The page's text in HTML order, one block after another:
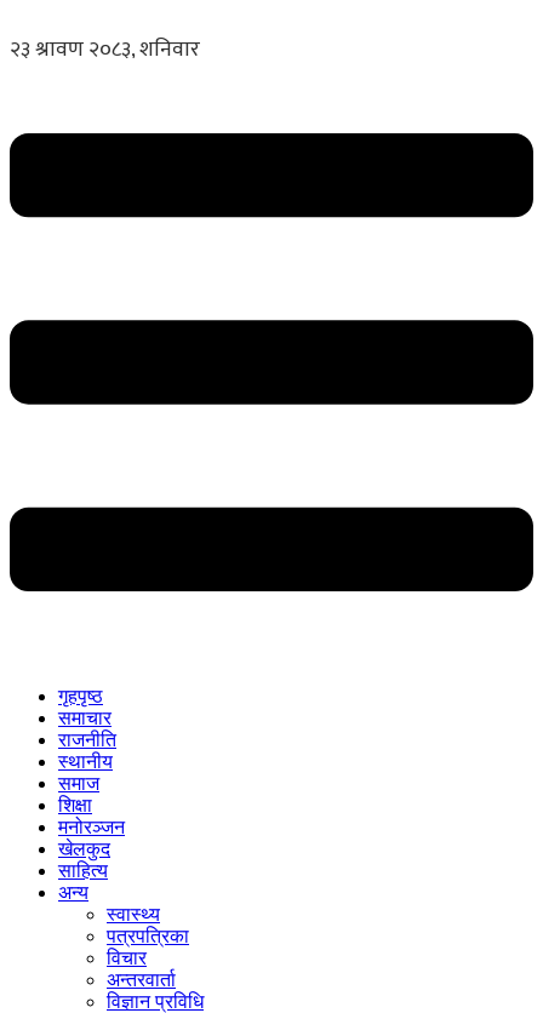
गृहपृष्ठ
समाचार
राजनीति
स्थानीय
समाज
शिक्षा
मनोरञ्जन
खेलकुद
साहित्य
अन्य
स्वास्थ्य
पत्रपत्रिका
विचार
अन्तरवार्ता
विज्ञान प्रविधि